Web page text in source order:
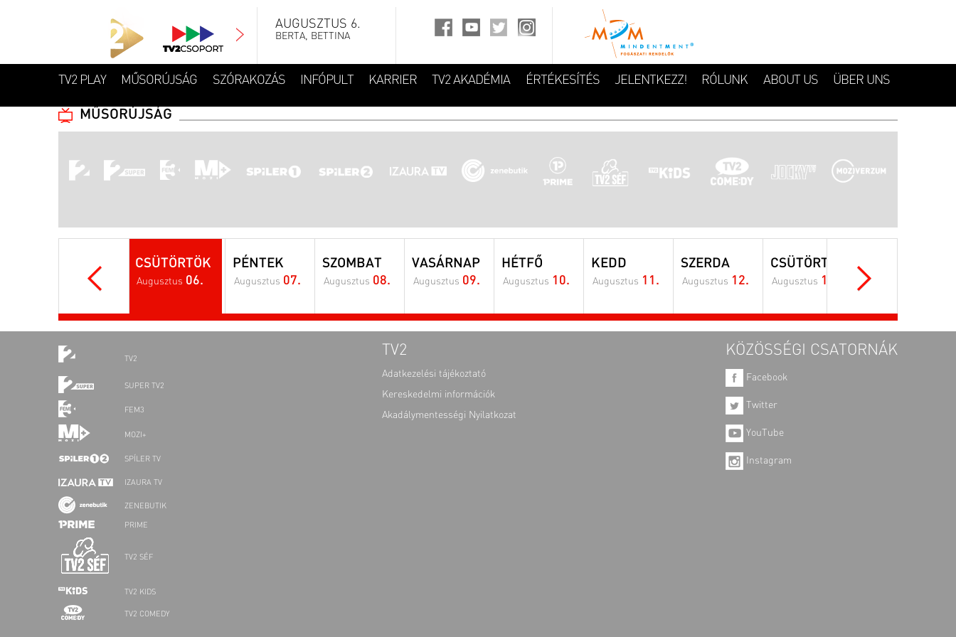
AUGUSZTUS 6.
BERTA, BETTINA
TV2 PLAY MŰSORÚJSÁG SZÓRAKOZÁS INFÓPULT KARRIER TV2 AKADÉMIA ÉRTÉKESÍTÉS JELENTKEZZ! RÓLUNK ABOUT US ÜBER UNS
MŰSORÚJSÁG
CSÜTÖRTÖK
Augusztus 06.
PÉNTEK
Augusztus 07.
SZOMBAT
Augusztus 08.
VASÁRNAP
Augusztus 09.
HÉTFŐ
Augusztus 10.
KEDD
Augusztus 11.
SZERDA
Augusztus 12.
CSÜTÖRTÖK
Augusztus 13. Augusztus
TV2
SUPER TV2
FEM3
MOZI+
SPÍLER TV
IZAURA TV
ZENEBUTIK
PRIME
TV2 SÉF
TV2 KIDS
TV2 COMEDY
TV2
Adatkezelési tájékoztató
Kereskedelmi információk
Akadálymentességi Nyilatkozat
KÖZÖSSÉGI CSATORNÁK
Facebook
Twitter
YouTube
Instagram